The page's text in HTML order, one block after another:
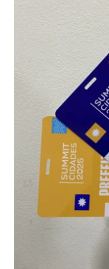
também são usados
internos de benefícios.
Fabricados pela
personalizados
MHz ou 13,56 kHz),
magnéticas, ou
Isso possibilita
Com tantas opções
podem gerar
AlternativaCard e faça
Identificação